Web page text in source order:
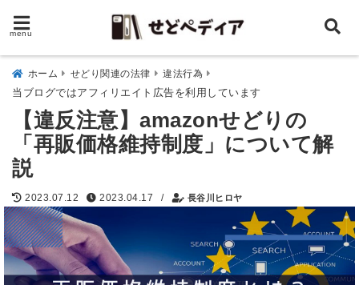
menu
ホーム せどり関連の法律 違法行為
当ブログではアフィリエイト広告を利用しています
【違反注意】amazonせどりの
「再販価格維持制度」について解
説
2023.07.12 2023.04.17 / 長谷川ヒロヤ